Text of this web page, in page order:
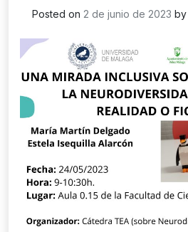
Posted on 2 de junio de 2023 by